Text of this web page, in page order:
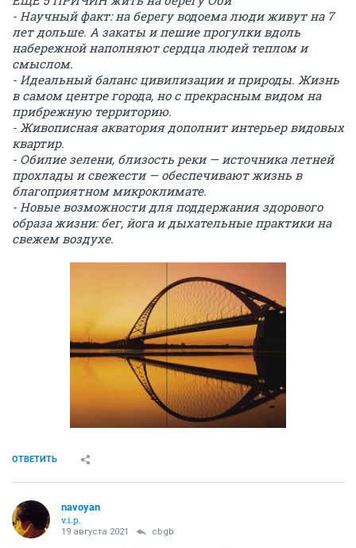
- Научный факт: на берегу водоема люди живут на 7
лет дольше. А закаты и пешие прогулки вдоль
набережной наполняют сердца людей теплом и
смыслом.
- Идеальный баланс цивилизации и природы. Жизнь
в самом центре города, но с прекрасным видом на
прибрежную территорию.
- Живописная акватория дополнит интерьер видовых
квартир.
- Обилие зелени, близость реки — источника летней
прохлады и свежести — обеспечивают жизнь в
благоприятном микроклимате.
- Новые возможности для поддержания здорового
образа жизни: бег, йога и дыхательные практики на
свежем воздухе.
ОТВЕТИТЬ
navoyan
v.i.p.
19 августа 2021 cbgb